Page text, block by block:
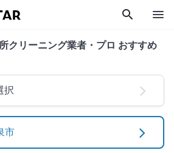
search menu
クリーニング業者・プロ おすすめ
択
市